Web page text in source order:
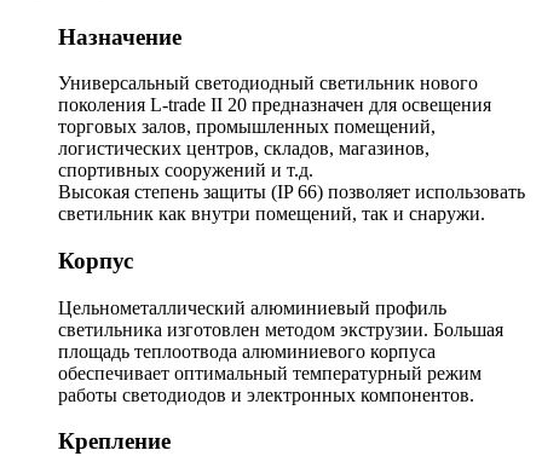
Назначение
Универсальный светодиодный светильник нового
поколения L-trade II 20 предназначен для освещения
торговых залов, промышленных помещений,
логистических центров, складов, магазинов,
спортивных сооружений и т.д.
Высокая степень защиты (IP 66) позволяет использовать
светильник как внутри помещений, так и снаружи.
Корпус
Цельнометаллический алюминиевый профиль
светильника изготовлен методом экструзии. Большая
площадь теплоотвода алюминиевого корпуса
обеспечивает оптимальный температурный режим
работы светодиодов и электронных компонентов.
Крепление